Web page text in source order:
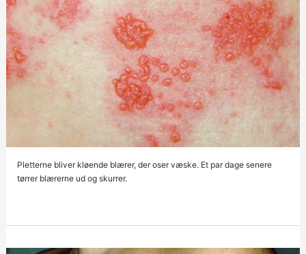
Pletterne bliver kløende blærer, der oser væske. Et par dage senere
tørrer blærerne ud og skurrer.